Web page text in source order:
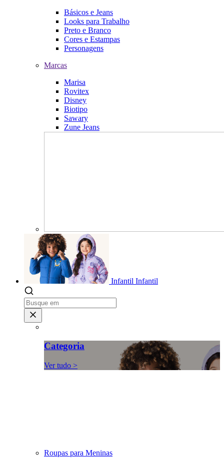
Básicos e Jeans
Looks para Trabalho
Preto e Branco
Cores e Estampas
Personagens
Marcas
Marisa
Rovitex
Disney
Biotipo
Sawary
Zune Jeans
Infantil Infantil
Categoria
Ver tudo >
Roupas para Meninas